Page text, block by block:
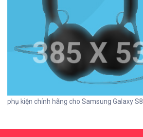
phụ kiện chính hãng cho Samsung Galaxy S8